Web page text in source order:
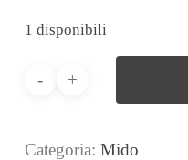
1 disponibili
Categoria: Mido